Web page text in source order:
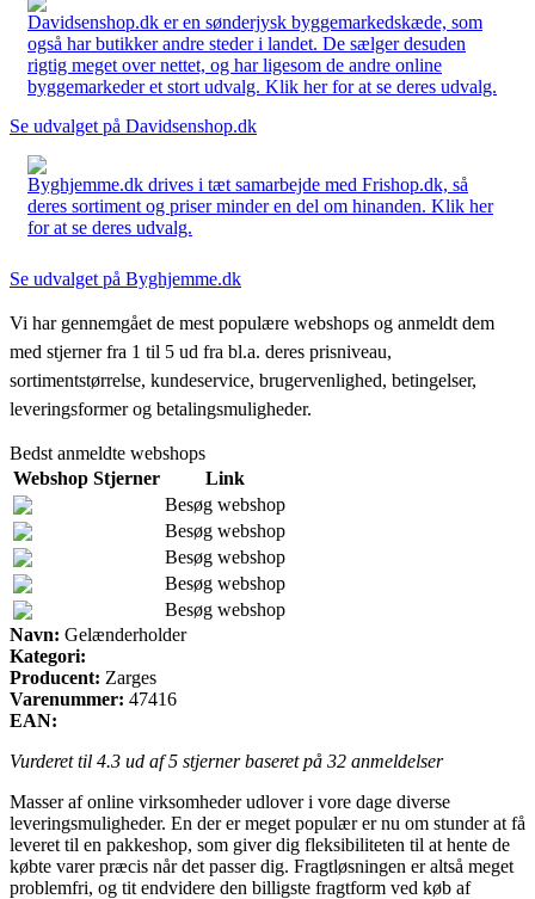
Davidsenshop.dk er en sønderjysk byggemarkedskæde, som
også har butikker andre steder i landet. De sælger desuden
rigtig meget over nettet, og har ligesom de andre online
byggemarkeder et stort udvalg. Klik her for at se deres udvalg.
Se udvalget på Davidsenshop.dk
Byghjemme.dk drives i tæt samarbejde med Frishop.dk, så
deres sortiment og priser minder en del om hinanden. Klik her
for at se deres udvalg.
Se udvalget på Byghjemme.dk
Vi har gennemgået de mest populære webshops og anmeldt dem
med stjerner fra 1 til 5 ud fra bl.a. deres prisniveau,
sortimentstørrelse, kundeservice, brugervenlighed, betingelser,
leveringsformer og betalingsmuligheder.
Bedst anmeldte webshops
Webshop Stjerner
Link
Besøg webshop
Besøg webshop
Besøg webshop
Besøg webshop
Besøg webshop
Navn: Gelænderholder
Kategori:
Producent: Zarges
Varenummer: 47416
EAN:
Vurderet til 4.3 ud af 5 stjerner baseret på 32 anmeldelser
Masser af online virksomheder udlover i vore dage diverse
leveringsmuligheder. En der er meget populær er nu om stunder at få
leveret til en pakkeshop, som giver dig fleksibiliteten til at hente de
købte varer præcis når det passer dig. Fragtløsningen er altså meget
problemfri, og tit endvidere den billigste fragtform ved køb af